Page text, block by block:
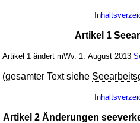
Artikel 1
Artikel 1 ändert mWv. 1. August 2013
(gesamter Text siehe
Artikel 2 Änderungen